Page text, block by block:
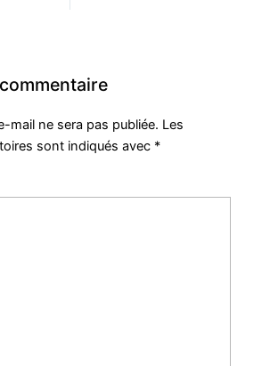
mail ne sera pas publiée. Les
sont indiqués avec *